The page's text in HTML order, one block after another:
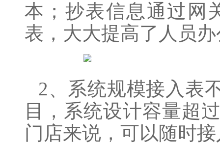
本；抄表信息通过网
表，大大提高了人员
2、系统规模接入表
目，系统设计容量超
门店来说，可以随时